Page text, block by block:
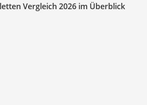
Vergleich 2026 im Überblick